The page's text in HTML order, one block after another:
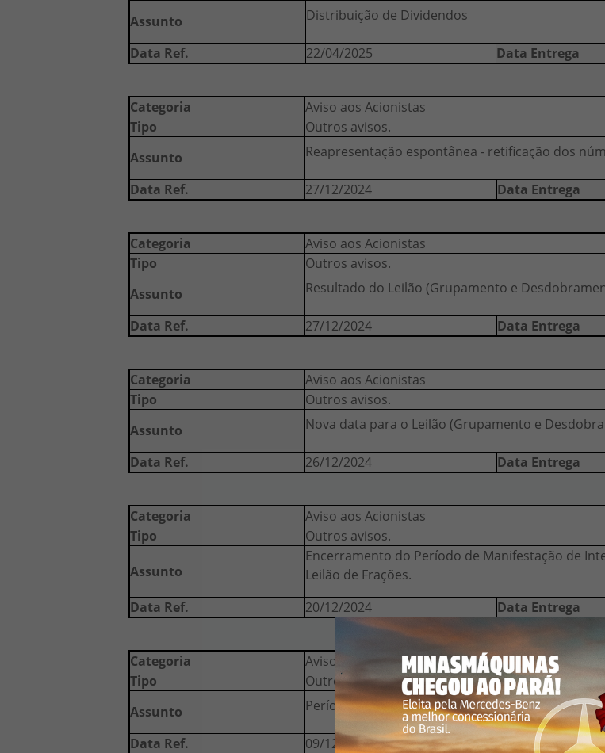
Assunto
Distribuição de Dividendos
Data Ref. 22/04/2025 Data Entrega
Categoria Aviso aos Acionistas
Tipo
Outros avisos.
Assunto
Reapresentação espontânea - retificação dos
Data Ref. 27/12/2024 Data Entrega
Categoria Aviso aos Acionistas
Tipo
Outros avisos.
Assunto
Resultado do Leilão (Grupamento e
Data Ref. 27/12/2024 Data Entrega
Categoria Aviso aos Acionistas
Tipo
Outros avisos.
Assunto
Nova data para o Leilão (Grupamento e
Data Ref. 26/12/2024 Data Entrega
Categoria Aviso aos Acionistas
Tipo
Outros avisos.
Assunto
Encerramento do Período de Manifestação de
Leilão de Frações.
Data Ref.
20/12/2024 Data Entrega
Categoria Aviso aos Acionistas
Tipo
Outros avisos.
Assunto
Período de Manifestação de Interesse no
Data Ref. 09/12/2024 Data Entrega